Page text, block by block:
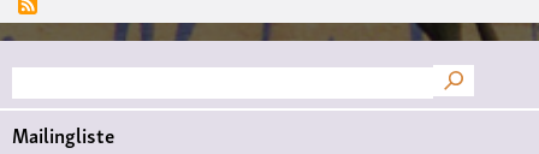
Suche
Mailingliste